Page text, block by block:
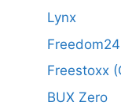
Lynx
Freedom24
Freestoxx
BUX Zero